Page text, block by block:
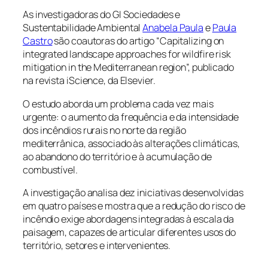
As investigadoras do GI Sociedades e
Sustentabilidade AmbientalAnabela PaulaePaula
Castrosão coautoras do artigo “Capitalizing on
integrated landscape approaches for wildfire risk
mitigation in the Mediterranean region”, publicado
na revista iScience, da Elsevier.
O estudo aborda um problema cada vez mais
urgente: o aumento da frequência e da intensidade
dos incêndios rurais no norte da região
mediterrânica, associado às alterações climáticas,
ao abandono do território e à acumulação de
combustível.
A investigação analisa dez iniciativas desenvolvidas
em quatro países e mostra que a redução do risco de
incêndio exige abordagens integradas à escala da
paisagem, capazes de articular diferentes usos do
território, setores e intervenientes.